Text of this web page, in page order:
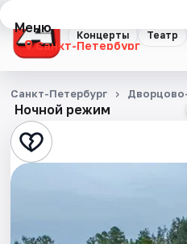
Концерты Театр
Меню
Санкт-Петербург
Концерты
Театр
Стендап
Квесты
Ночной режим
Санкт-Петербург